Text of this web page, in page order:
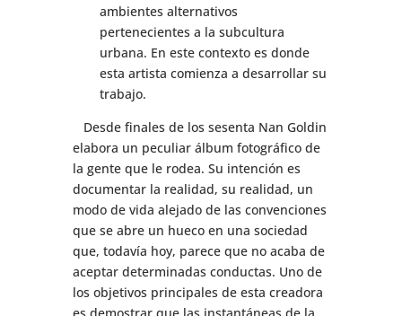
ambientes alternativos
pertenecientes a la subcultura
urbana. En este contexto es donde
esta artista comienza a desarrollar su
trabajo.
Desde finales de los sesenta Nan Goldin
elabora un peculiar álbum fotográfico de
la gente que le rodea. Su intención es
documentar la realidad, su realidad, un
modo de vida alejado de las convenciones
que se abre un hueco en una sociedad
que, todavía hoy, parece que no acaba de
aceptar determinadas conductas. Uno de
los objetivos principales de esta creadora